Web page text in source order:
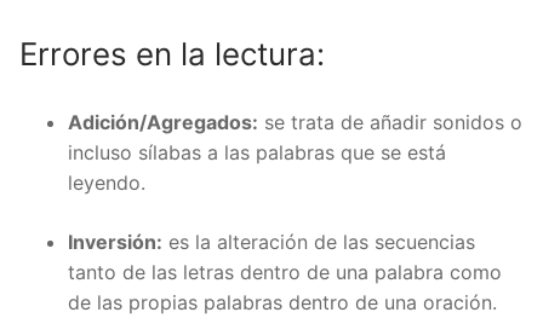
Errores en la lectura:
Adición/Agregados: se trata de añadir sonidos o
incluso sílabas a las palabras que se está
leyendo.
Inversión: es la alteración de las secuencias
tanto de las letras dentro de una palabra como
de las propias palabras dentro de una oración.